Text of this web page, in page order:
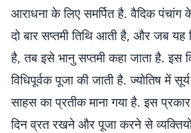
आराधना के लिए समर्पित है. वैदिक
दो बार सप्तमी तिथि आती है, और जब यह
है, तब इसे भानु सप्तमी कहा जाता है. इस
विधिपूर्वक पूजा की जाती है. ज्योतिष में
साहस का प्रतीक माना गया है. इस
दिन व्रत रखने और पूजा करने से